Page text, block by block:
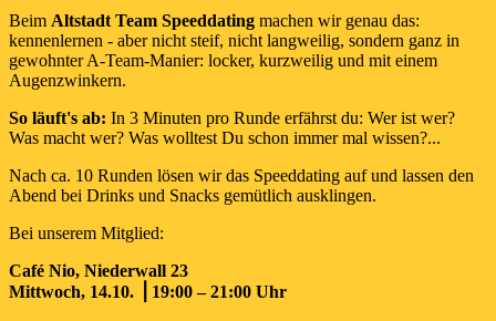
Beim Altstadt Team Speeddating machen wir genau das:
kennenlernen - aber nicht steif, nicht langweilig, sondern ganz in
gewohnter A-Team-Manier: locker, kurzweilig und mit einem
Augenzwinkern.
So läuft's ab: In 3 Minuten pro Runde erfährst du: Wer ist wer?
Was macht wer? Was wolltest Du schon immer mal wissen?...
Nach ca. 10 Runden lösen wir das Speeddating auf und lassen den
Abend bei Drinks und Snacks gemütlich ausklingen.
Bei unserem Mitglied:
Café Nio, Niederwall 23
Mittwoch, 14.10. ⎟ 19:00 – 21:00 Uhr